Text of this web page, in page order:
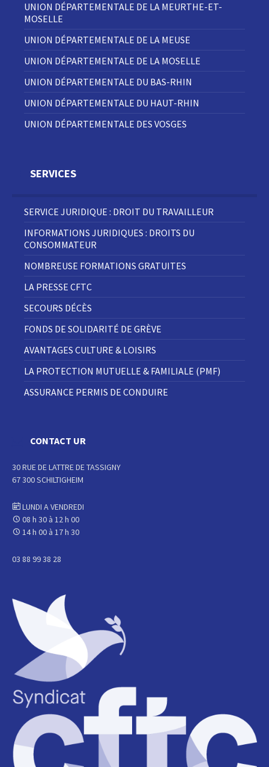
UNION DÉPARTEMENTALE DE LA MEURTHE-ET-
MOSELLE
UNION DÉPARTEMENTALE DE LA MEUSE
UNION DÉPARTEMENTALE DE LA MOSELLE
UNION DÉPARTEMENTALE DU BAS-RHIN
UNION DÉPARTEMENTALE DU HAUT-RHIN
UNION DÉPARTEMENTALE DES VOSGES
SERVICES
SERVICE JURIDIQUE : DROIT DU TRAVAILLEUR
INFORMATIONS JURIDIQUES : DROITS DU
CONSOMMATEUR
NOMBREUSE FORMATIONS GRATUITES
LA PRESSE CFTC
SECOURS DÉCÈS
FONDS DE SOLIDARITÉ DE GRÈVE
AVANTAGES CULTURE & LOISIRS
LA PROTECTION MUTUELLE & FAMILIALE (PMF)
ASSURANCE PERMIS DE CONDUIRE
CONTACT UR
30 RUE DE LATTRE DE TASSIGNY
67 300 SCHILTIGHEIM
LUNDI A VENDREDI
08 h 30 à 12 h 00
14 h 00 à 17 h 30
03 88 99 38 28